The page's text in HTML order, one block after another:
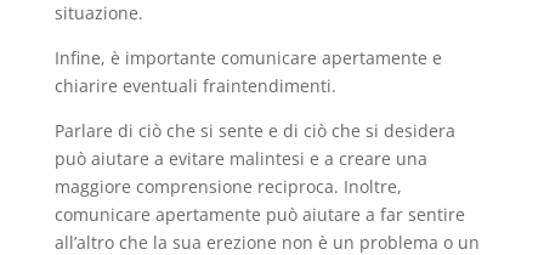
situazione.
Infine, è importante comunicare apertamente e
chiarire eventuali fraintendimenti.
Parlare di ciò che si sente e di ciò che si desidera
può aiutare a evitare malintesi e a creare una
maggiore comprensione reciproca. Inoltre,
comunicare apertamente può aiutare a far sentire
all’altro che la sua erezione non è un problema o un